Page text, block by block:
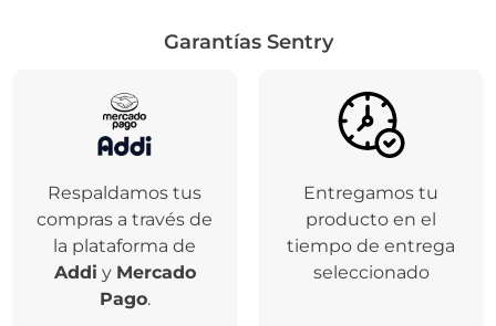
Garantías Sentry
Respaldamos tus
compras a través de
la plataforma de
Addi y Mercado
Pago.
Entregamos tu
producto en el
tiempo de entrega
seleccionado